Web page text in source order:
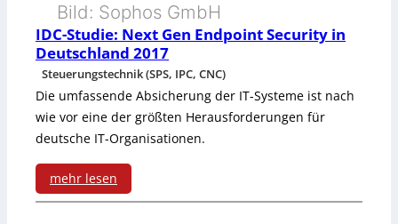
g
b
e
i
F
a
d
b
a
r
o
m
Bild: Sophos GmbH
IDC-Studie: Next Gen Endpoint Security in
Deutschland 2017
Steuerungstechnik (SPS, IPC, CNC)
Die umfassende Absicherung der IT-Systeme ist nach
wie vor eine der größten Herausforderungen für
deutsche IT-Organisationen.
mehr lesen
: